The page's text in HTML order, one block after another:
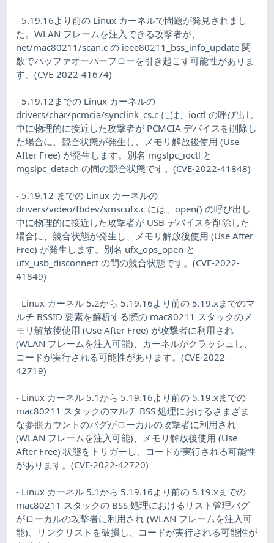
- 5.19.16より前の Linux カーネルで問題が発見されまし
た。WLAN フレームを注入できる攻撃者が、
net/mac80211/scan.c の ieee80211_bss_info_update 関
数でバッファオーバーフローを引き起こす可能性がありま
す。(CVE-2022-41674)
- 5.19.12までの Linux カーネルの
drivers/char/pcmcia/synclink_cs.c には、ioctl の呼び出し
中に物理的に接近した攻撃者が PCMCIA デバイスを削除し
た場合に、競合状態が発生し、メモリ解放後使用 (Use
After Free) が発生します。別名 mgslpc_ioctl と
mgslpc_detach の間の競合状態です。(CVE-2022-41848)
- 5.19.12 までの Linux カーネルの
drivers/video/fbdev/smscufx.c には、open() の呼び出し
中に物理的に接近した攻撃者が USB デバイスを削除した
場合に、競合状態が発生し、メモリ解放後使用 (Use After
Free) が発生します。別名 ufx_ops_open と
ufx_usb_disconnect の間の競合状態です。(CVE-2022-
41849)
- Linux カーネル 5.2から 5.19.16より前の 5.19.xまでのマ
ルチ BSSID 要素を解析する際の mac80211 スタックのメ
モリ解放後使用 (Use After Free) が攻撃者に利用され
(WLAN フレームを注入可能)、カーネルがクラッシュし、
コードが実行される可能性があります。(CVE-2022-
42719)
- Linux カーネル 5.1から 5.19.16より前の 5.19.xまでの
mac80211 スタックのマルチ BSS 処理におけるさまざま
な参照カウントのバグがローカルの攻撃者に利用され
(WLAN フレームを注入可能)、メモリ解放後使用 (Use
After Free) 状態をトリガーし、コードが実行される可能性
があります。(CVE-2022-42720)
- Linux カーネル 5.1から 5.19.16より前の 5.19.xまでの
mac80211 スタックの BSS 処理におけるリスト管理バグ
がローカルの攻撃者に利用され (WLAN フレームを注入可
能)、リンクリストを破損し、コードが実行される可能性が